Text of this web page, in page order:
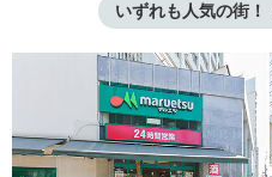
いずれも人気の街！